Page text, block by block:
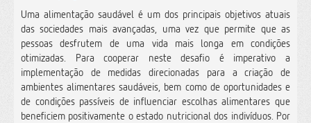
Uma alimentação saudável é um dos principais objetivos atuais
das sociedades mais avançadas, uma vez que permite que as
pessoas desfrutem de uma vida mais longa em condições
otimizadas. Para cooperar neste desafio é imperativo a
implementação de medidas direcionadas para a criação de
ambientes alimentares saudáveis, bem como de oportunidades e
de condições passíveis de influenciar escolhas alimentares que
beneficiem positivamente o estado nutricional dos indivíduos. Por